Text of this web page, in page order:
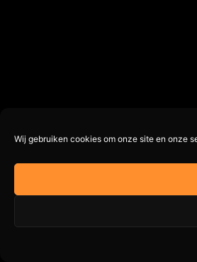
Wij gebruiken cookies om onze site en onze